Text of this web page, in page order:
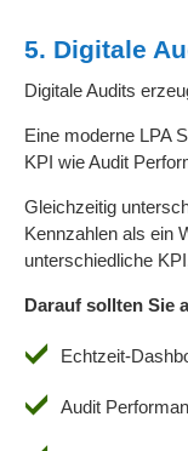
5. Digitale
Digitale Audits
Eine moderne LPA
KPI wie Audit
Gleichzeitig
Kennzahlen als ein
unterschiedliche
Darauf sollten Sie
Echtzeit-
Audit